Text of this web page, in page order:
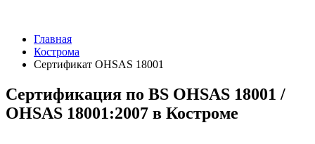
Главная
Кострома
Сертификат OHSAS 18001
Сертификация по BS OHSAS 18001 /
OHSAS 18001:2007 в Костроме